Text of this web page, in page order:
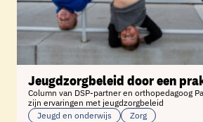
Jeugdzorgbeleid door een
Column van DSP-partner en orthopedagoog
zijn ervaringen met jeugdzorgbeleid
Jeugd en onderwijs
Zorg